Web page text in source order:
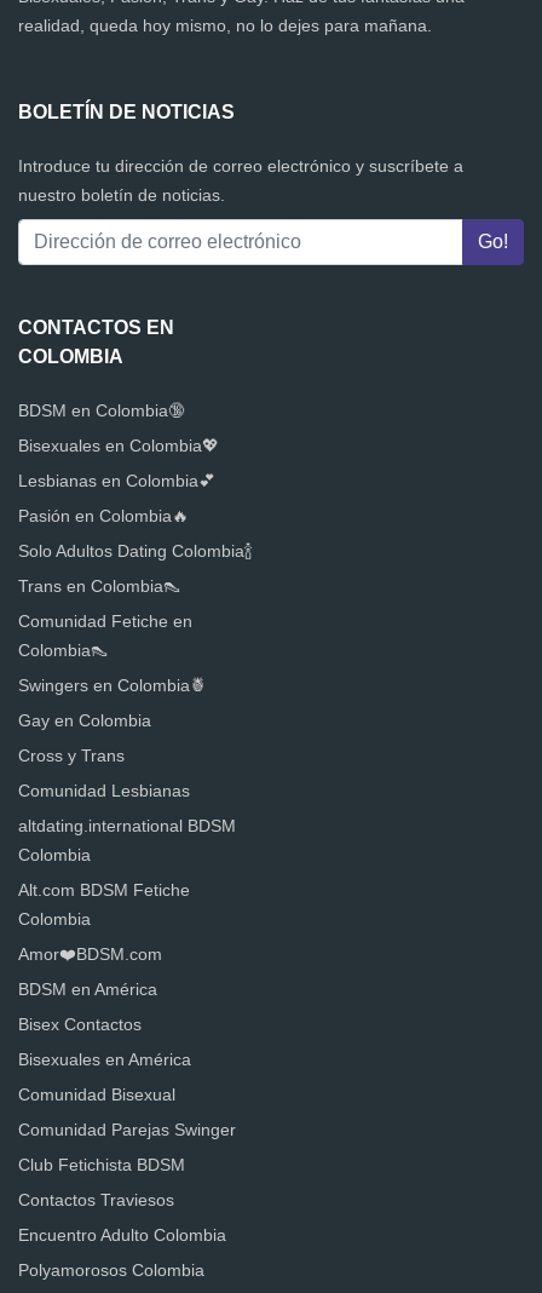
realidad, queda hoy mismo, no lo dejes para mañana.
BOLETÍN DE NOTICIAS
Introduce tu dirección de correo electrónico y suscríbete a
nuestro boletín de noticias.
CONTACTOS EN
COLOMBIA
BDSM en Colombia🔞
Bisexuales en Colombia💖
Lesbianas en Colombia💕
Pasión en Colombia🔥
Solo Adultos Dating Colombia🍾
Trans en Colombia👠
Comunidad Fetiche en
Colombia👠
Swingers en Colombia🍍
Gay en Colombia
Cross y Trans
Comunidad Lesbianas
altdating.international BDSM
Colombia
Alt.com BDSM Fetiche
Colombia
Amor❤️BDSM.com
BDSM en América
Bisex Contactos
Bisexuales en América
Comunidad Bisexual
Comunidad Parejas Swinger
Club Fetichista BDSM
Contactos Traviesos
Encuentro Adulto Colombia
Polyamorosos Colombia